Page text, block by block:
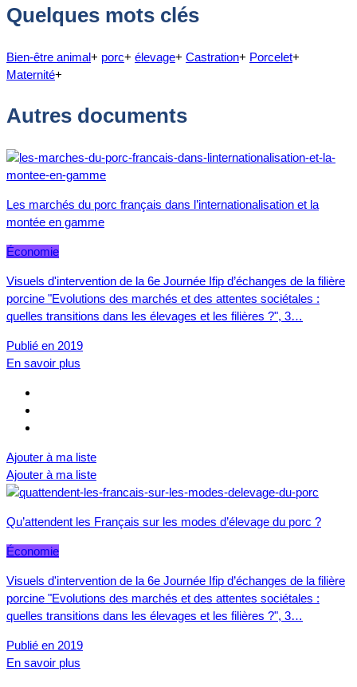
Quelques mots clés
Bien-être animal+ porc+ élevage+ Castration+ Porcelet+
Maternité+
Autres documents
Les marchés du porc français dans l’internationalisation et la
montée en gamme
Économie
Visuels d'intervention de la 6e Journée Ifip d’échanges de la filière
porcine "Evolutions des marchés et des attentes sociétales :
quelles transitions dans les élevages et les filières ?", 3…
Publié en 2019
En savoir plus
Ajouter à ma liste
Ajouter à ma liste
Qu’attendent les Français sur les modes d’élevage du porc ?
Économie
Visuels d'intervention de la 6e Journée Ifip d’échanges de la filière
porcine "Evolutions des marchés et des attentes sociétales :
quelles transitions dans les élevages et les filières ?", 3…
Publié en 2019
En savoir plus